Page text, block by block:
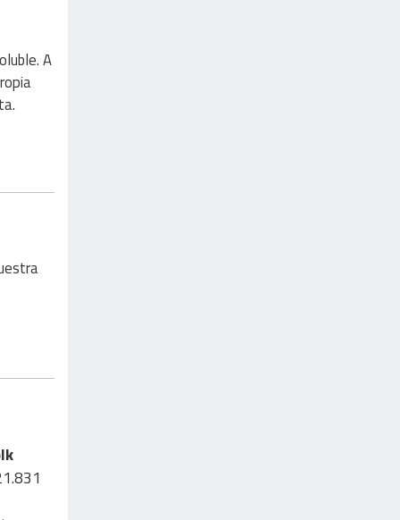
A